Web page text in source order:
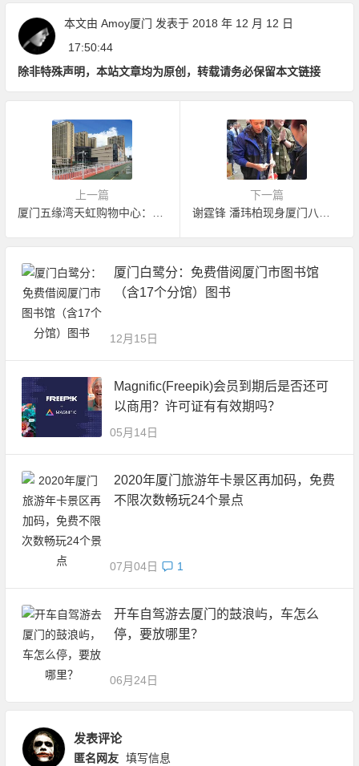
本文由 Amoy厦门 发表于 2018 年 12 月 12 日
17:50:44
除非特殊声明，本站文章均为原创，转载请务必保留本文链接
上一篇
下一篇
厦门白鹭分：免费借阅厦门市图书馆
（含17个分馆）图书
12月15日
Magnific(Freepik)会员到期后是否还可
以商用？许可证有有效期吗？
05月14日
2020年厦门旅游年卡景区再加码，免费
不限次数畅玩24个景点
07月04日 1
开车自驾游去厦门的鼓浪屿，车怎么
停，要放哪里？
06月24日
发表评论
匿名网友 填写信息